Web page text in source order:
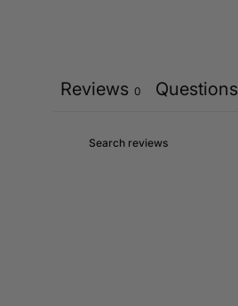
Reviews 0 Questions